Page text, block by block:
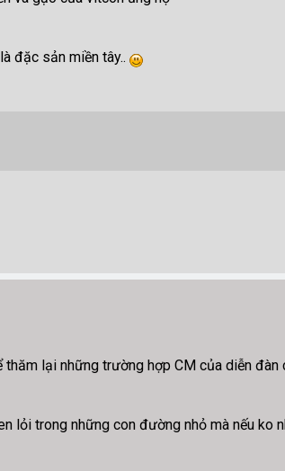
đặc sản miền tây..
lại những trường hợp CM của diễn đàn
lỏi trong những con đường nhỏ mà nếu ko